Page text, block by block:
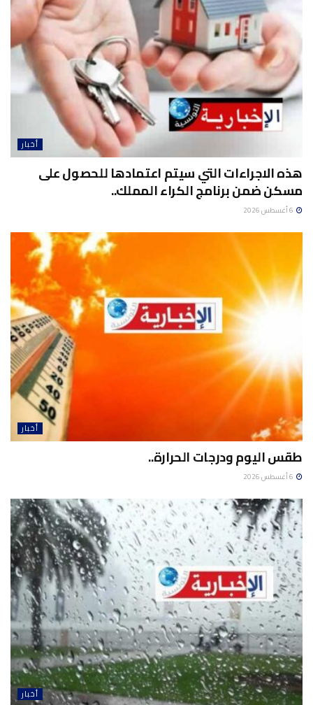
أخبار
هذه الاجراءات التي سيتم اعتمادها للحصول على
مسكن ضمن برنامج الكراء المملك..
أخبار
طقس اليوم ودرجات الحرارة..
أخبار